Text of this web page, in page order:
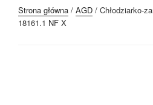
Strona główna / AGD / Chłodziarko-
18161.1 NF X